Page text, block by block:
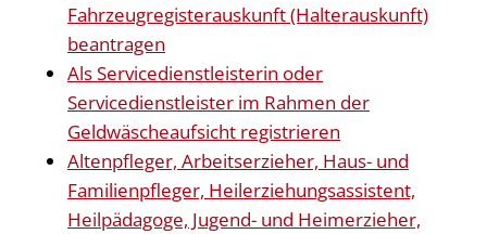
Fahrzeugregisterauskunft (Halterauskunft)
beantragen
Als Servicedienstleisterin oder
Servicedienstleister im Rahmen der
Geldwäscheaufsicht registrieren
Altenpfleger, Arbeitserzieher, Haus- und
Familienpfleger, Heilerziehungsassistent,
Heilpädagoge, Jugend- und Heimerzieher,